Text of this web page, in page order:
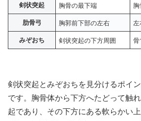
剣状突起 胸骨の最下端
肋骨弓 胸郭前下部の左右
みぞおち 剣状突起の下方周囲
剣状突起とみぞおちを見分けるポイ
です。胸骨体から下方へたどって触
起であり、その下方にある軟らかい